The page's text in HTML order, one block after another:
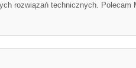
rozwiązań technicznych. Polecam